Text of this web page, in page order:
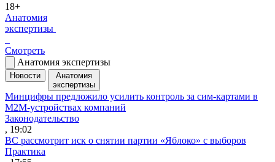
18+
Анатомия
экспертизы
Смотреть
Анатомия экспертизы
Новости
Анатомия
экспертизы
Минцифры предложило усилить контроль за сим-картами в
M2M-устройствах компаний
Законодательство
, 19:02
ВС рассмотрит иск о снятии партии «Яблоко» с выборов
Практика